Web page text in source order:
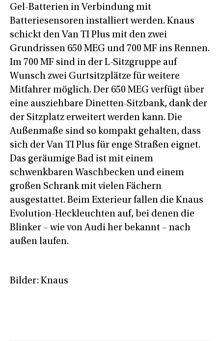
Gel-Batterien in Verbindung mit
Batteriesensoren installiert werden. Knaus
schickt den Van TI Plus mit den zwei
Grundrissen 650 MEG und 700 MF ins Rennen.
Im 700 MF sind in der L-Sitzgruppe auf
Wunsch zwei Gurtsitzplätze für weitere
Mitfahrer möglich. Der 650 MEG verfügt über
eine ausziehbare Dinetten-Sitzbank, dank der
der Sitzplatz erweitert werden kann. Die
Außenmaße sind so kompakt gehalten, dass
sich der Van TI Plus für enge Straßen eignet.
Das geräumige Bad ist mit einem
schwenkbaren Waschbecken und einem
großen Schrank mit vielen Fächern
ausgestattet. Beim Exterieur fallen die Knaus
Evolution-Heckleuchten auf, bei denen die
Blinker – wie von Audi her bekannt – nach
außen laufen.
Bilder: Knaus